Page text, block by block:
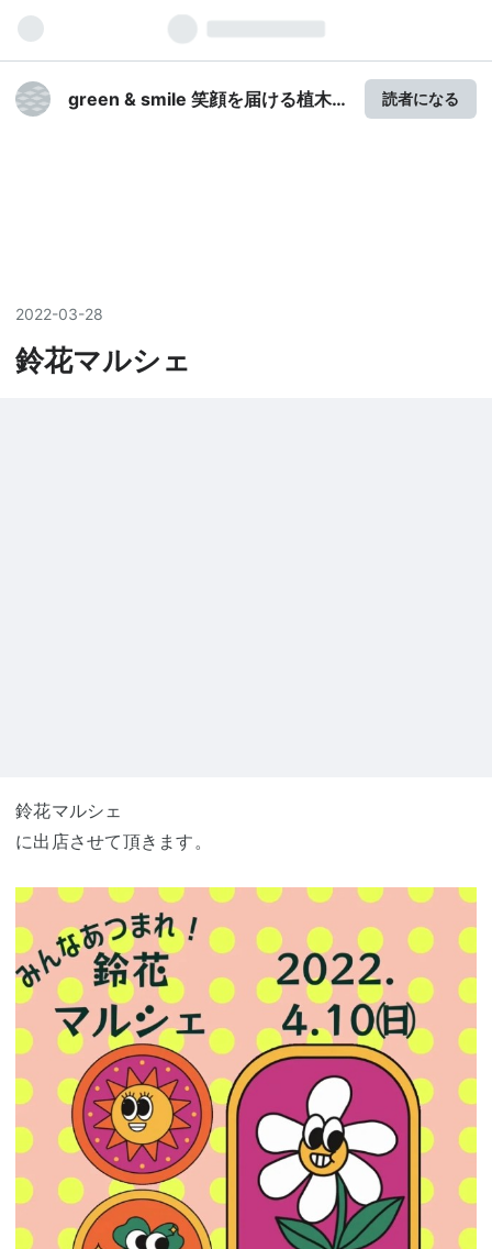
green & smile 笑顔を届ける植木
読者になる
2022-03-28
鈴花マルシェ
鈴花マルシェ
に出店させて頂きます。